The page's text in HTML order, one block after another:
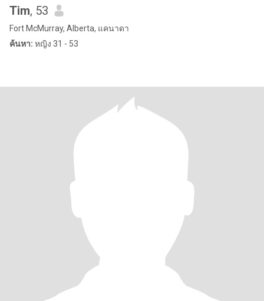
Tim, 53
Fort McMurray, Alberta, แคนาดา
ค้นหา: หญิง 31 - 53